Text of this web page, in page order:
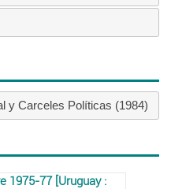
y Carceles Políticas (1984)
1975-77 [Uruguay :